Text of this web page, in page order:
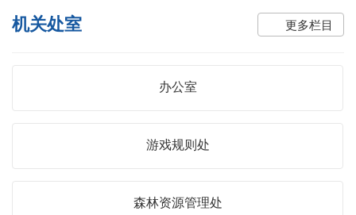
机关处室 更多栏目
办公室
游戏规则处
森林资源管理处